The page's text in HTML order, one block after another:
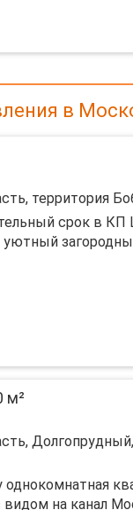
в
территория
срок в КП
м²
однокомнатная
видом на канал